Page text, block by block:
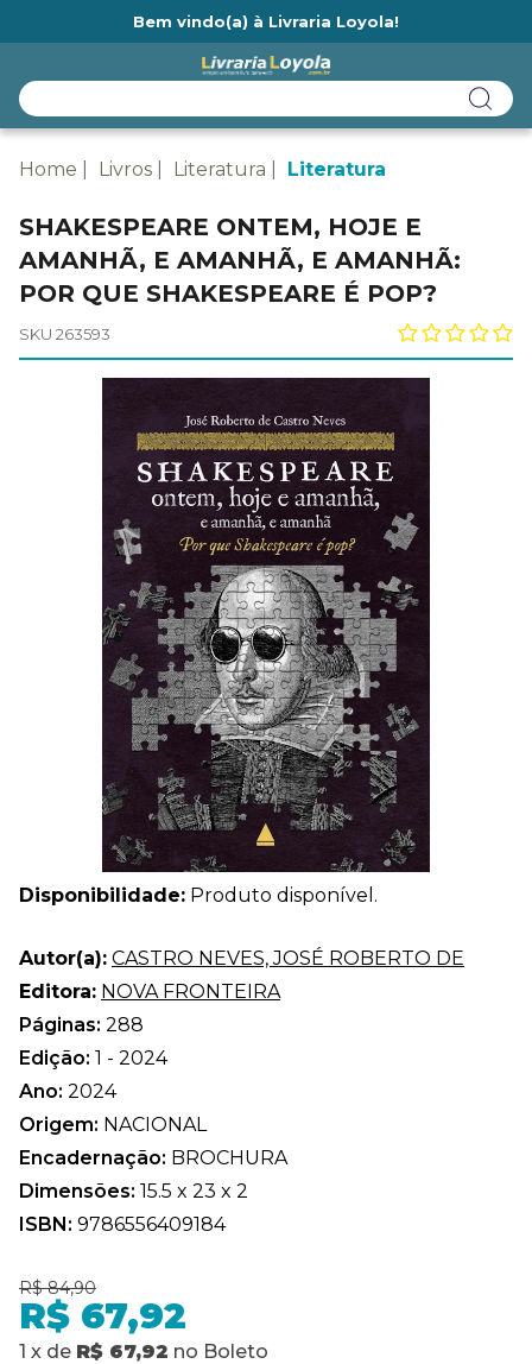
Bem vindo(a) à Livraria Loyola!
Home Livros Literatura Literatura
SHAKESPEARE ONTEM, HOJE E
AMANHÃ, E AMANHÃ, E AMANHÃ:
POR QUE SHAKESPEARE É POP?
SKU 263593
Disponibilidade: Produto disponível.
Autor(a): CASTRO NEVES, JOSÉ ROBERTO DE
Editora: NOVA FRONTEIRA
Páginas: 288
Edição: 1 - 2024
Ano: 2024
Origem: NACIONAL
Encadernação: BROCHURA
Dimensões: 15.5 x 23 x 2
ISBN: 9786556409184
R$ 84,90
R$ 67,92
1 x de R$ 67,92 no Boleto